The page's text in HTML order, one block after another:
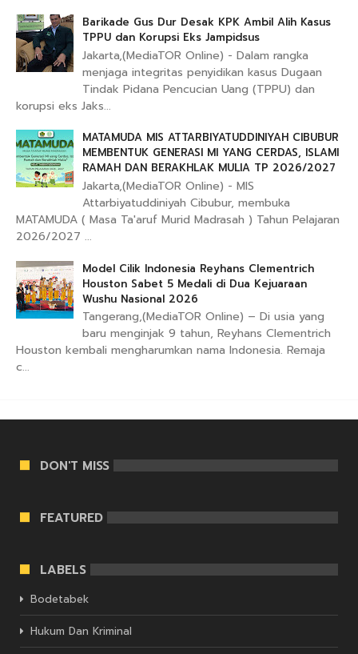
Barikade Gus Dur Desak KPK Ambil Alih Kasus
TPPU dan Korupsi Eks Jampidsus
Jakarta,(MediaTOR Online) - Dalam rangka
menjaga integritas penyidikan kasus Dugaan
Tindak Pidana Pencucian Uang (TPPU) dan
korupsi eks Jaks...
MATAMUDA MIS ATTARBIYATUDDINIYAH CIBUBUR
MEMBENTUK GENERASI MI YANG CERDAS, ISLAMI
RAMAH DAN BERAKHLAK MULIA TP 2026/2027
Jakarta,(MediaTOR Online) - MIS
Attarbiyatuddiniyah Cibubur, membuka
MATAMUDA ( Masa Ta'aruf Murid Madrasah ) Tahun Pelajaran
2026/2027 ...
Model Cilik Indonesia Reyhans Clementrich
Houston Sabet 5 Medali di Dua Kejuaraan
Wushu Nasional 2026
Tangerang,(MediaTOR Online) – Di usia yang
baru menginjak 9 tahun, Reyhans Clementrich
Houston kembali mengharumkan nama Indonesia. Remaja
c...
DON'T MISS
FEATURED
LABELS
Bodetabek
Hukum Dan Kriminal